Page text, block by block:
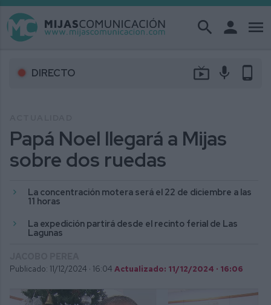
search person menu
DIRECTO live_tv mic phone_android
Papá Noel llegará a Mijas
sobre dos ruedas
La concentración motera será el 22 de diciembre a las
11 horas
La expedición partirá desde el recinto ferial de Las
Lagunas
Publicado: 11/12/2024 · 16:04 Actualizado: 11/12/2024 · 16:06